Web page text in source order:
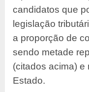
candidatos que
legislação
a proporção de
sendo metade
(citados acima) e
Estado.